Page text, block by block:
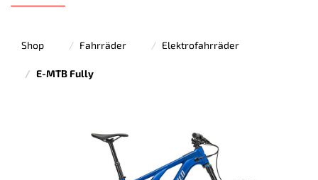
Shop Fahrräder Elektrofahrräder
E-MTB Fully